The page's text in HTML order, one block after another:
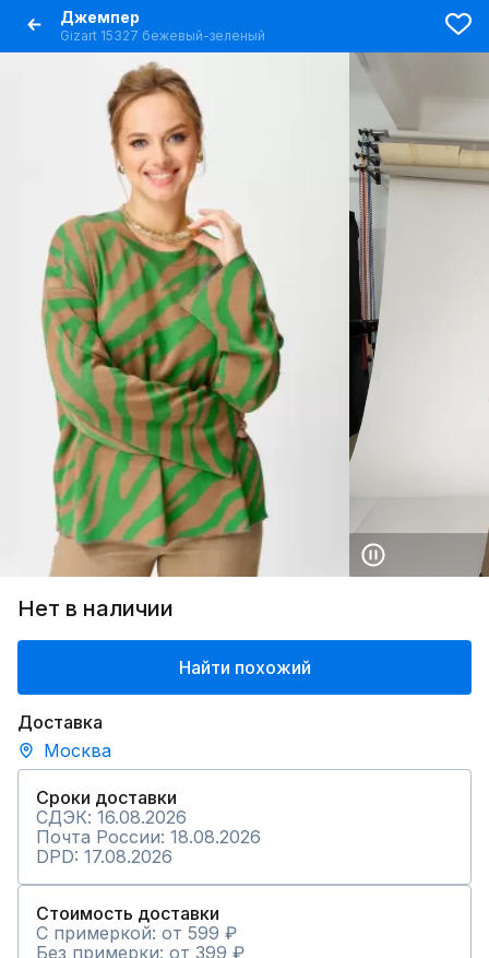
Джемпер
Gizart 15327 бежевый-зеленый
Нет в наличии
Найти похожий
Доставка
Москва
Сроки доставки
СДЭК: 16.08.2026
Почта России: 18.08.2026
DPD: 17.08.2026
Стоимость доставки
С примеркой: от 599 ₽
Без примерки: от 399 ₽